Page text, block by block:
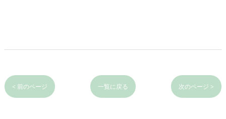
< 前のページ 一覧に戻る 次のページ >